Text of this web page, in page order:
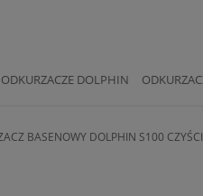
ODKURZACZE DOLPHIN
BASENOWY DOLPHIN S100